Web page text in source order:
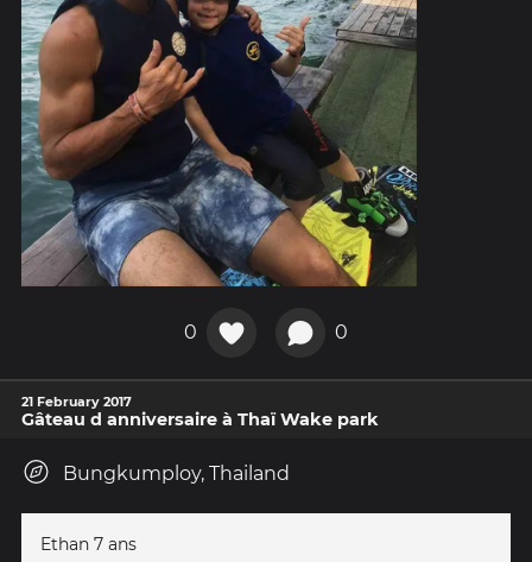
0 0
21 February 2017
Gâteau d anniversaire à Thaï Wake park
Bungkumploy, Thailand
Ethan 7 ans